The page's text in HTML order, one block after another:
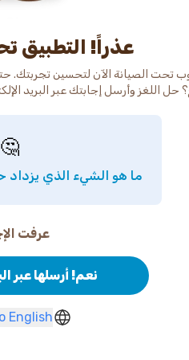
عذراً! التطبيق
تحت الصيانة الآن لتحسين تجربتك.
حل اللغز وأرسل إجابتك عبر البريد
🤔
ما هو الشيء الذي
عرفت
نعم! أرسلها عبر
English